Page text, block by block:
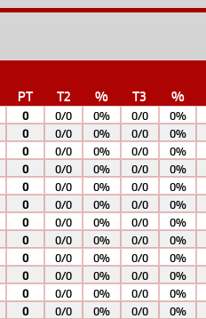
PT T2 % T3 %
0 0/0 0% 0/0 0%
0 0/0 0% 0/0 0%
0 0/0 0% 0/0 0%
0 0/0 0% 0/0 0%
0 0/0 0% 0/0 0%
0 0/0 0% 0/0 0%
0 0/0 0% 0/0 0%
0 0/0 0% 0/0 0%
0 0/0 0% 0/0 0%
0 0/0 0% 0/0 0%
0 0/0 0% 0/0 0%
0 0/0 0% 0/0 0%